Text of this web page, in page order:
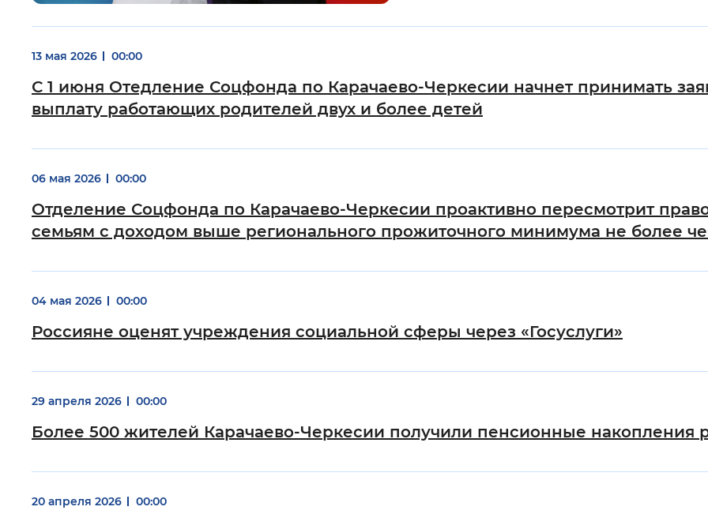
13 мая 2026 00:00
С 1 июня Отедление Соцфонда по Карачаево-Черкесии начнет принимать
выплату работающих родителей двух и более детей
06 мая 2026 00:00
Отделение Соцфонда по Карачаево-Черкесии проактивно пересмотрит
семьям с доходом выше регионального прожиточного минимума не более
04 мая 2026 00:00
Россияне оценят учреждения социальной сферы через «Госуслуги»
29 апреля 2026 00:00
Более 500 жителей Карачаево-Черкесии получили пенсионные накопления
20 апреля 2026 00:00